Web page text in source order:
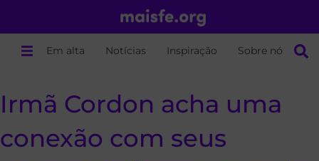
Em alta Notícias Inspiração Sobre nós
Irmã Cordon acha uma
conexão com seus